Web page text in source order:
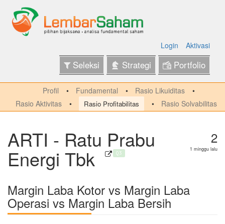
Login Aktivasi
Seleksi Strategi Portfolio
Profil Fundamental
Rasio Likuiditas
Rasio Aktivitas
Rasio Profitabilitas Rasio Solvabilitas
ARTI - Ratu Prabu
Energi Tbk Q3
2
1 minggu lalu
Margin Laba Kotor vs Margin Laba
Operasi vs Margin Laba Bersih